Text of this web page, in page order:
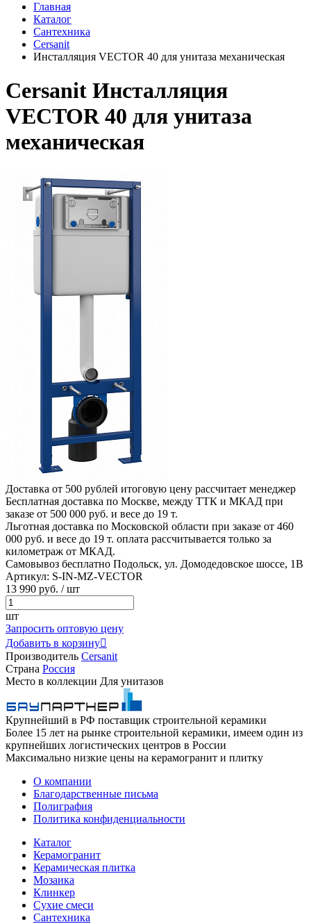
Главная
Каталог
Сантехника
Cersanit
Инсталляция VECTOR 40 для унитаза механическая
Cersanit Инсталляция
VECTOR 40 для унитаза
механическая
Доставка от 500 рублей итоговую цену рассчитает менеджер
Бесплатная доставка по Москве, между ТТК и МКАД при
заказе от 500 000 руб. и весе до 19 т.
Льготная доставка по Московской области при заказе от 460
000 руб. и весе до 19 т. оплата рассчитывается только за
километраж от МКАД.
Самовывоз бесплатно Подольск, ул. Домодедовское шоссе, 1В
Артикул: S-IN-MZ-VECTOR
13 990 руб. / шт
шт
Запросить оптовую цену
Добавить в корзину
Производитель Cersanit
Страна Россия
Место в коллекции Для унитазов
Крупнейший в РФ поставщик строительной керамики
Более 15 лет на рынке строительной керамики, имеем один из
крупнейших логистических центров в России
Максимально низкие цены на керамогранит и плитку
О компании
Благодарственные письма
Полиграфия
Политика конфиденциальности
Каталог
Керамогранит
Керамическая плитка
Мозаика
Клинкер
Сухие смеси
Сантехника